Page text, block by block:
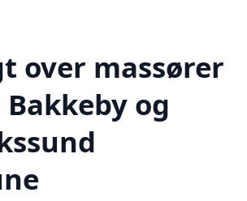
over massører
og